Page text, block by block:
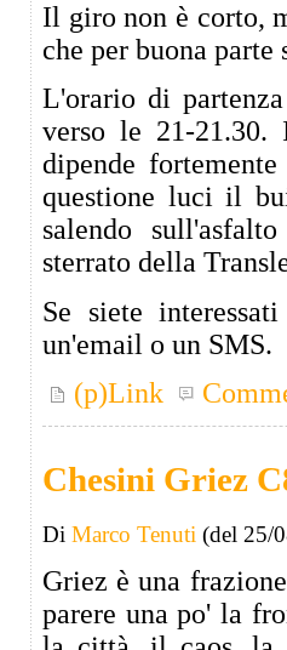
Il giro non è corto,
che per buona parte
L'orario di
verso le 21-
dipende
questione luci il
salendo
sterrato della
Se siete
un'email o un SMS.
(p)Link
Chesini Griez
Di Marco Tenuti (del 25/
Griez è una
parere una po' la